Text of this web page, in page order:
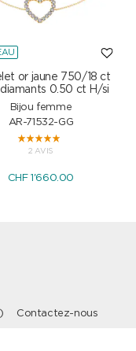
or jaune 750/18 ct
0.50 ct H/si
Bijou femme
AR-71532-GG
2 AVIS
CHF 1'660.00
Contactez-nous